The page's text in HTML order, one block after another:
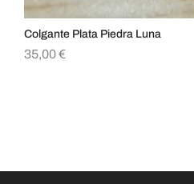
Colgante Plata Piedra Luna
35,00€